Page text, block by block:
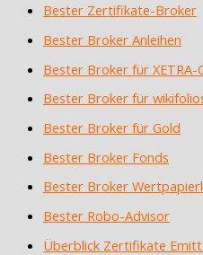
Bester Zertifikate-Broker
Bester Broker Anleihen
Bester Broker für XETRA-
Bester Broker für
Bester Broker für Gold
Bester Broker Fonds
Bester Broker
Bester Robo-Advisor
Überblick Zertifikate